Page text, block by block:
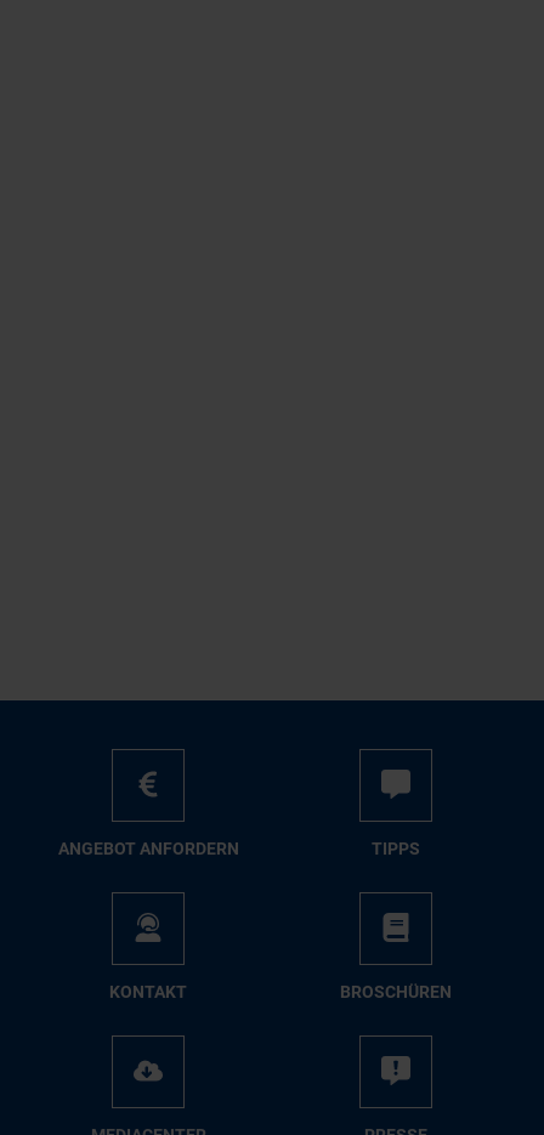
AN­GE­BOT AN­FOR­DERN TIPPS
KON­TAKT BRO­SCHÜ­REN